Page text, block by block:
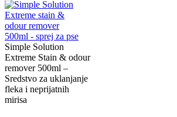
Simple Solution
Extreme Stain & odour
remover 500ml –
Sredstvo za uklanjanje
fleka i neprijatnih
mirisa